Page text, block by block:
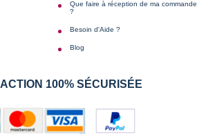
Que faire à réception de ma commande
?
Besoin d'Aide ?
Blog
100% SÉCURISÉE